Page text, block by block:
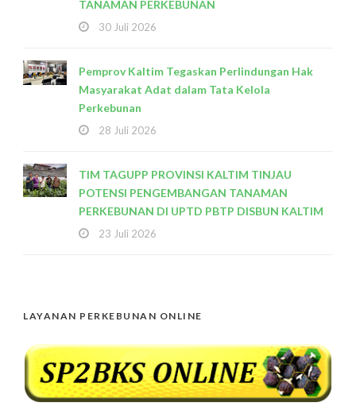
TANAMAN PERKEBUNAN
30 Juli 2026
Pemprov Kaltim Tegaskan Perlindungan Hak
Masyarakat Adat dalam Tata Kelola
Perkebunan
28 Juli 2026
TIM TAGUPP PROVINSI KALTIM TINJAU
POTENSI PENGEMBANGAN TANAMAN
PERKEBUNAN DI UPTD PBTP DISBUN KALTIM
23 Juli 2026
LAYANAN PERKEBUNAN ONLINE